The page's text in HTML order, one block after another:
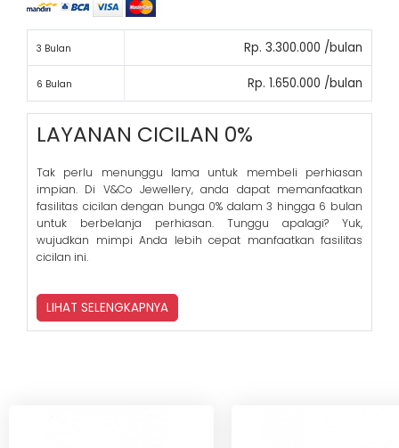
3 Bulan Rp. 3.300.000 /bulan
6 Bulan Rp. 1.650.000 /bulan
LAYANAN CICILAN 0%
Tak perlu menunggu lama untuk membeli perhiasan
impian. Di V&Co Jewellery, anda dapat memanfaatkan
fasilitas cicilan dengan bunga 0% dalam 3 hingga 6 bulan
untuk berbelanja perhiasan. Tunggu apalagi? Yuk,
wujudkan mimpi Anda lebih cepat manfaatkan fasilitas
cicilan ini.
LIHAT SELENGKAPNYA